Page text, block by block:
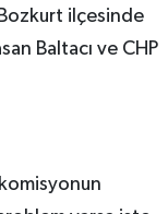
ilçesinde
Baltacı ve CHP